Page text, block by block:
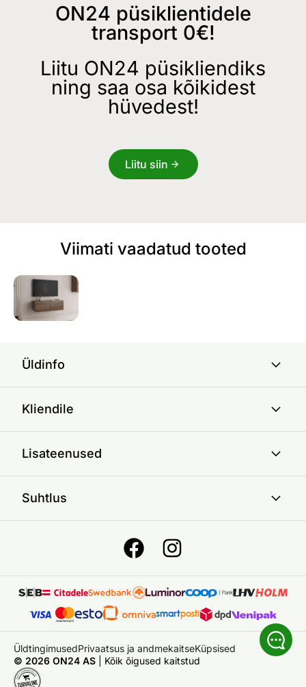
ON24 püsiklientidele
transport 0€!
Liitu ON24 püsikliendiks
ning saa osa kõikidest
hüvedest!
Liitu siin
Viimati vaadatud tooted
Üldinfo
Kliendile
Lisateenused
Suhtlus
© 2026 ON24 AS Kõik õigused kaitstud
ÜldtingimusedPrivaatsus ja andmekaitseKüpsised